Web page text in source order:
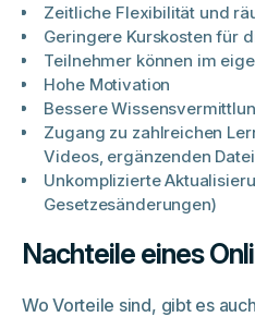
Zeitliche Flexibilität und
Geringere Kurskosten für
Teilnehmer können im
Hohe Motivation
Bessere
Zugang zu zahlreichen
Videos, ergänzenden
Unkomplizierte
Gesetzesänderungen)
Nachteile eines
Wo Vorteile sind, gibt es auch